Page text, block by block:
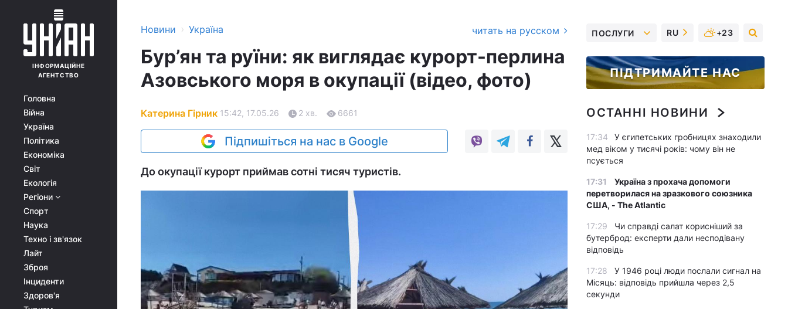
ІНФОРМАЦІЙНЕ
АГЕНТСТВО
Головна
Війна
Україна
Політика
Економіка
Світ
Екологія
Регіони
Спорт
Наука
Техно і зв'язок
Лайт
Зброя
Інциденти
Здоров'я
Новини › Україна читать на русском
Бур’ян та руїни: як виглядає курорт-перлина
Азовського моря в окупації (відео, фото)
Катерина Гірник 15:42, 17.05.26 2 хв. 6661
Підпишіться на нас в Google
До окупації курорт приймав сотні тисяч туристів.
ПОСЛУГИ RU +23
ПІДТРИМАЙТЕ НАС
ОСТАННІ НОВИНИ
17:34
У єгипетських гробницях знаходили
мед віком у тисячі років: чому він не
псується
17:31
Україна з прохача допомоги
перетворилася на зразкового союзника
США, - The Atlantic
17:29
Чи справді салат корисніший за
бутерброд: експерти дали несподівану
відповідь
17:28
У 1946 році люди послали сигнал на
Місяць: відповідь прийшла через 2,5
секунди